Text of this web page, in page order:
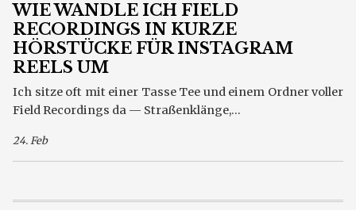
WIE WANDLE ICH FIELD
RECORDINGS IN KURZE
HÖRSTÜCKE FÜR INSTAGRAM
REELS UM
Ich sitze oft mit einer Tasse Tee und einem Ordner voller
Field Recordings da — Straßenklänge,...
24. Feb